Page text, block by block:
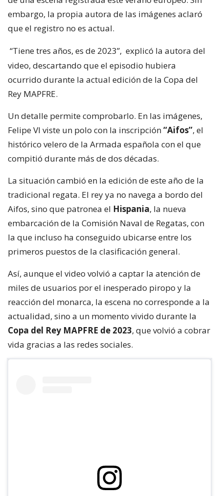
embargo, la propia autora de las imágenes aclaró
que el registro no es actual.
“Tiene tres años, es de 2023”, explicó la autora del
video, descartando que el episodio hubiera
ocurrido durante la actual edición de la Copa del
Rey MAPFRE.
Un detalle permite comprobarlo. En las imágenes,
Felipe VI viste un polo con la inscripción“Aifos”, el
histórico velero de la Armada española con el que
compitió durante más de dos décadas.
La situación cambió en la edición de este año de la
tradicional regata. El rey ya no navega a bordo del
Aifos, sino que patronea el Hispania, la nueva
embarcación de la Comisión Naval de Regatas, con
la que incluso ha conseguido ubicarse entre los
primeros puestos de la clasificación general.
Así, aunque el video volvió a captar la atención de
miles de usuarios por el inesperado piropo y la
reacción del monarca, la escena no corresponde a la
actualidad, sino a un momento vivido durante la
Copa del Rey MAPFRE de 2023, que volvió a cobrar
vida gracias a las redes sociales.